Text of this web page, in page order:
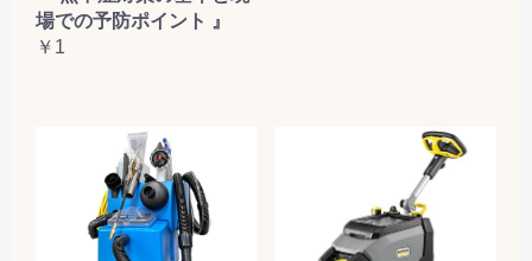
場での予防ポイント 』
￥1